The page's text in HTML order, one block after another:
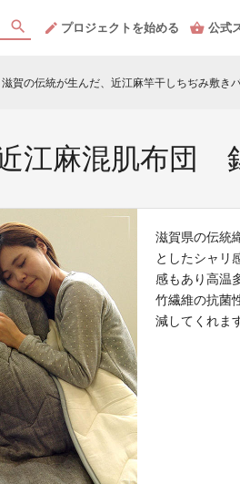
プロジェクトを始める 公式
滋賀の伝統が生んだ、近江麻竿干しちぢみ敷き
近江麻混肌布団
滋賀県の伝統
としたシャリ
感もあり高温
竹繊維の抗菌
減してくれま